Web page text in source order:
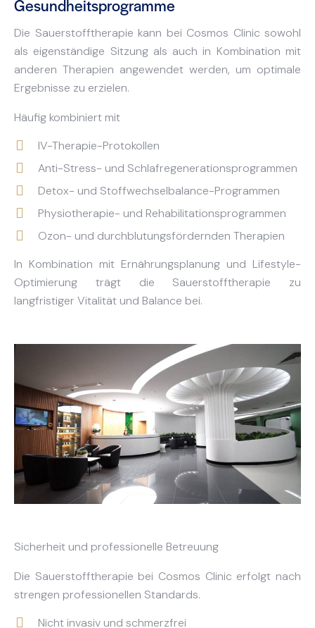
Gesundheitsprogramme
Die Sauerstofftherapie kann bei Cosmos Clinic sowohl
als eigenständige Sitzung als auch in Kombination mit
anderen Therapien angewendet werden, um optimale
Ergebnisse zu erzielen.
Häufig kombiniert mit
IV-Therapie-Protokollen
Anti-Stress- und Schlafregenerationsprogrammen
Detox- und Stoffwechselbalance-Programmen
Physiotherapie- und Rehabilitationsprogrammen
Ozon- und durchblutungsfördernden Therapien
In Kombination mit Ernährungsplanung und Lifestyle-
Optimierung trägt die Sauerstofftherapie zu
langfristiger Vitalität und Balance bei.
Sicherheit und professionelle Betreuung
Die Sauerstofftherapie bei Cosmos Clinic erfolgt nach
strengen professionellen Standards.
Nicht invasiv und schmerzfrei